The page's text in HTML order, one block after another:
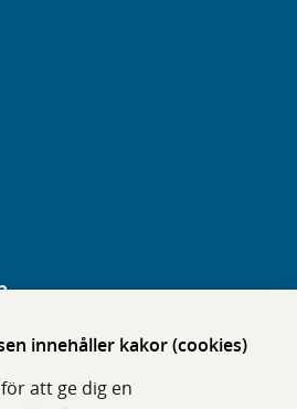
innehåller kakor (cookies)
att ge dig en